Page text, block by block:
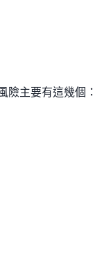
險主要有這幾個：